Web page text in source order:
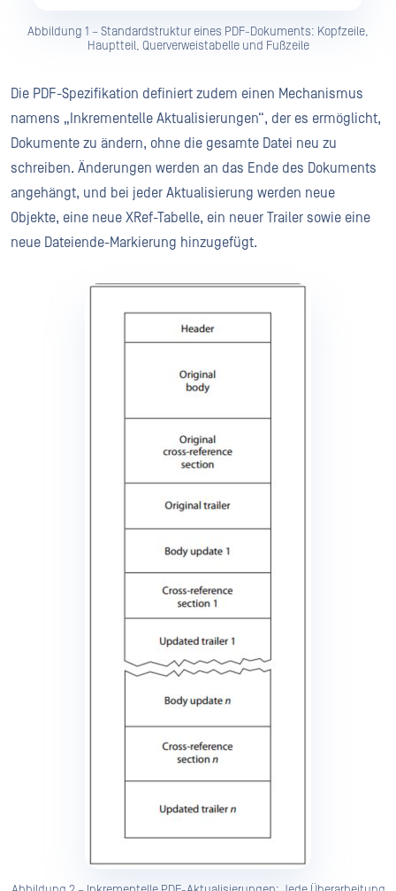
Abbildung 1 – Standardstruktur eines PDF-Dokuments: Kopfzeile,
Hauptteil, Querverweistabelle und Fußzeile
Die PDF-Spezifikation definiert zudem einen Mechanismus
namens „Inkrementelle Aktualisierungen“, der es ermöglicht,
Dokumente zu ändern, ohne die gesamte Datei neu zu
schreiben. Änderungen werden an das Ende des Dokuments
angehängt, und bei jeder Aktualisierung werden neue
Objekte, eine neue XRef-Tabelle, ein neuer Trailer sowie eine
neue Dateiende-Markierung hinzugefügt.